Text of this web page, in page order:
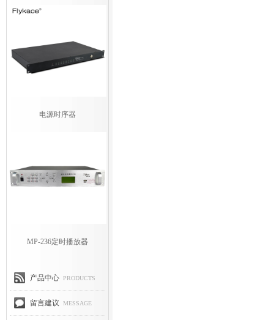
电源时序器
MP-236定时播放器
产品中心 PRODUCTS
留言建议 MESSAGE